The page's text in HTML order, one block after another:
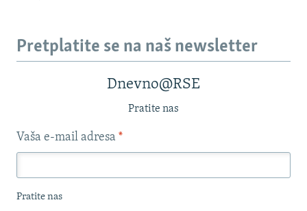
Pretplatite se na naš newsletter
Dnevno@RSE
Pratite nas
Vaša e-mail adresa *
Pratite nas